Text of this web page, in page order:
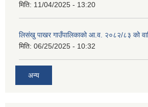
मिति: 11/04/2025 - 13:20
लिसंखु पाखर गाउँपालिकाको आ.व. २०८२/८३ को
मिति: 06/25/2025 - 10:32
अन्य